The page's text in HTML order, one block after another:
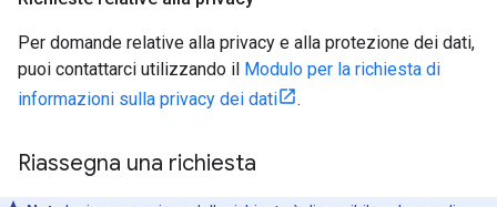
Per domande relative alla privacy e alla protezione dei dati,
puoi contattarci utilizzando il Modulo per la richiesta di
informazioni sulla privacy dei dati
.
Riassegna una richiesta